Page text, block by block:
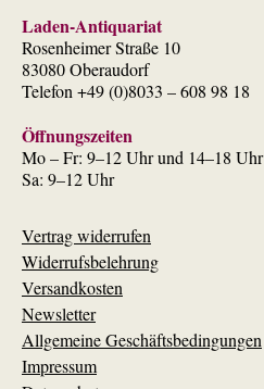
Laden-Antiquariat
Rosenheimer Straße 10
83080 Oberaudorf
Telefon +49 (0)8033 – 608 98 18
Öffnungszeiten
Mo – Fr: 9–12 Uhr und 14–18 Uhr
Sa: 9–12 Uhr
Vertrag widerrufen
Widerrufsbelehrung
Versandkosten
Newsletter
Allgemeine Geschäftsbedingungen
Impressum